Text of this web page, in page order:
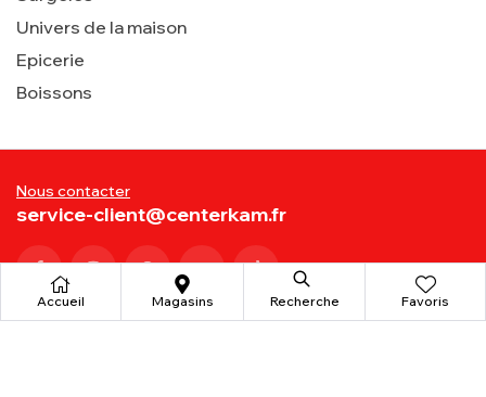
Accueil Magasins Recherche Favoris
Nous contacter
service-client@centerkam.fr
Univers de la maison
Epicerie
Boissons